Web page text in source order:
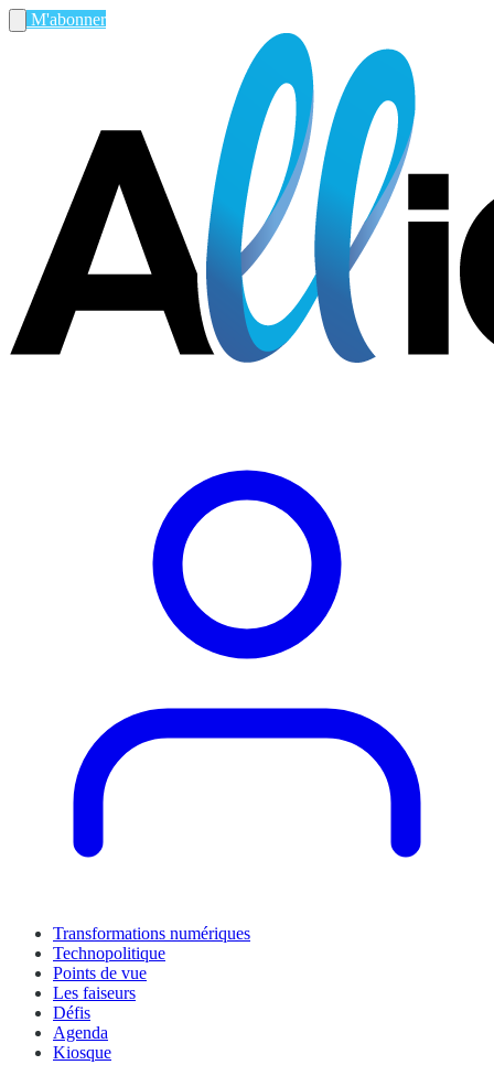
M'abonner
Transformations numériques
Technopolitique
Points de vue
Les faiseurs
Défis
Agenda
Kiosque